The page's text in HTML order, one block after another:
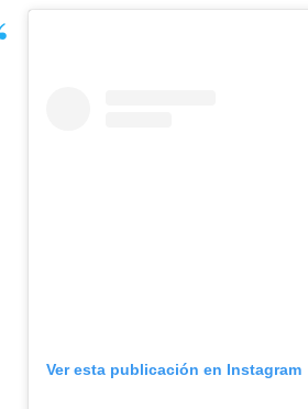
Ver esta publicación en Instagram